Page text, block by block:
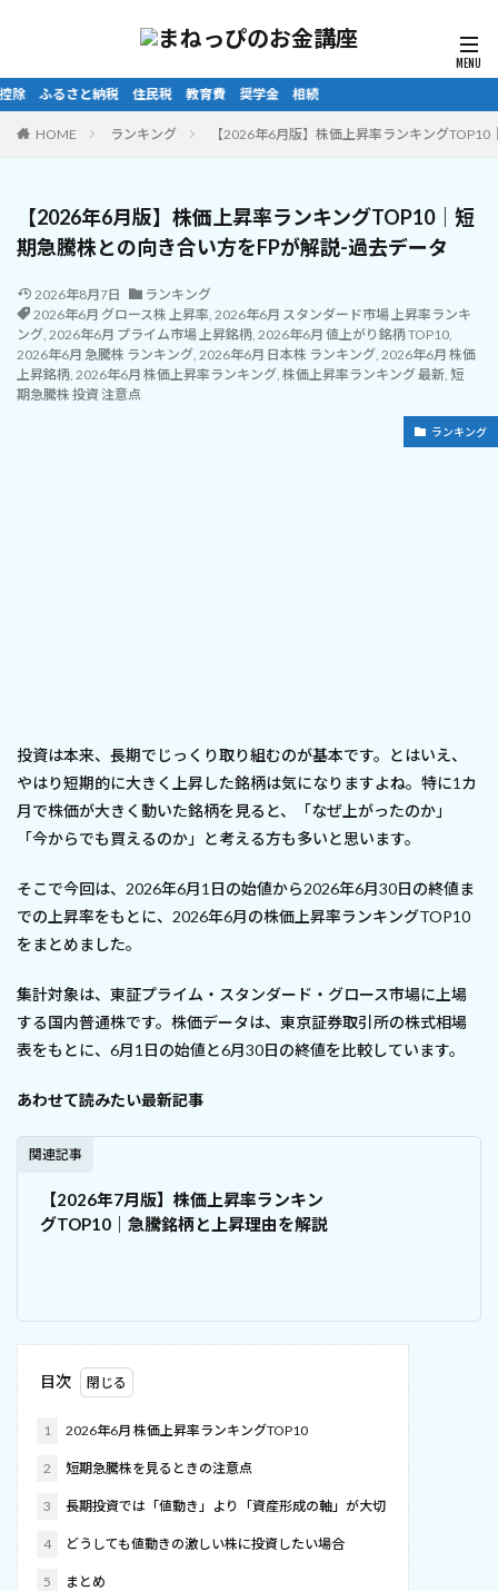
HOME ランキング 【2026年6月版】株価上昇率ランキング
【2026年6月版】株価上昇率ランキングTOP10｜短
期急騰株との向き合い方をFPが解説-過去データ
2026年8月7日
ランキング
2026年6月 グロース株 上昇率, 2026年6月 スタンダード市場 上昇率ランキ
ング, 2026年6月 プライム市場 上昇銘柄, 2026年6月 値上がり銘柄 TOP10,
2026年6月 急騰株 ランキング, 2026年6月 日本株 ランキング, 2026年6月 株価
上昇銘柄, 2026年6月 株価上昇率ランキング, 株価上昇率ランキング 最新, 短
期急騰株 投資 注意点
ランキング
投資は本来、長期でじっくり取り組むのが基本です。とはいえ、
やはり短期的に大きく上昇した銘柄は気になりますよね。特に1カ
月で株価が大きく動いた銘柄を見ると、「なぜ上がったのか」
「今からでも買えるのか」と考える方も多いと思います。
そこで今回は、2026年6月1日の始値から2026年6月30日の終値ま
での上昇率をもとに、2026年6月の株価上昇率ランキングTOP10
をまとめました。
集計対象は、東証プライム・スタンダード・グロース市場に上場
する国内普通株です。株価データは、東京証券取引所の株式相場
表をもとに、6月1日の始値と6月30日の終値を比較しています。
あわせて読みたい最新記事
関連記事
【2026年7月版】株価上昇率ランキン
グTOP10｜急騰銘柄と上昇理由を解説
目次
1 2026年6月 株価上昇率ランキングTOP10
2 短期急騰株を見るときの注意点
3 長期投資では「値動き」より「資産形成の軸」が大切
4 どうしても値動きの激しい株に投資したい場合
5 まとめ